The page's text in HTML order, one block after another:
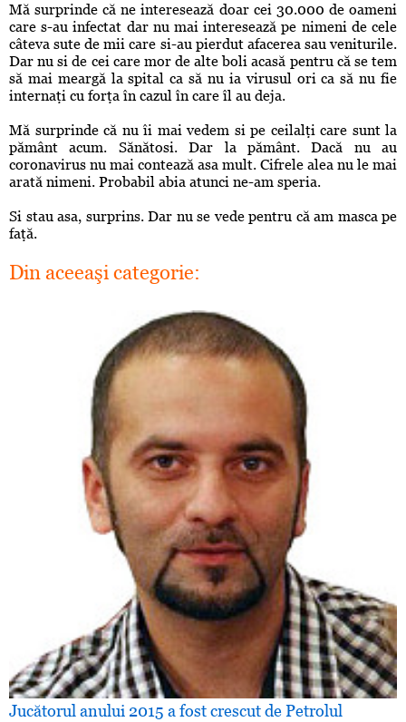
Mă surprinde că ne interesează doar cei 30.000 de oameni
care s-au infectat dar nu mai interesează pe nimeni de cele
câteva sute de mii care si-au pierdut afacerea sau veniturile.
Dar nu si de cei care mor de alte boli acasă pentru că se tem
să mai meargă la spital ca să nu ia virusul ori ca să nu fie
internaţi cu forţa în cazul în care îl au deja.
Mă surprinde că nu îi mai vedem si pe ceilalţi care sunt la
pământ acum. Sănătosi. Dar la pământ. Dacă nu au
coronavirus nu mai contează asa mult. Cifrele alea nu le mai
arată nimeni. Probabil abia atunci ne-am speria.
Si stau asa, surprins. Dar nu se vede pentru că am masca pe
faţă.
Din aceeaşi categorie:
Jucătorul anului 2015 a fost crescut de Petrolul